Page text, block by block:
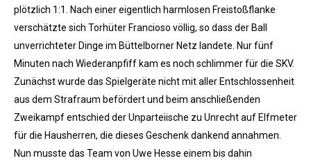
plötzlich 1:1. Nach einer eigentlich harmlosen Freistoßflanke
verschätzte sich Torhüter Francioso völlig, so dass der Ball
unverrichteter Dinge im Büttelborner Netz landete. Nur fünf
Minuten nach Wiederanpfiff kam es noch schlimmer für die SKV.
Zunächst wurde das Spielgeräte nicht mit aller Entschlossenheit
aus dem Strafraum befördert und beim anschließenden
Zweikampf entschied der Unparteiische zu Unrecht auf Elfmeter
für die Hausherren, die dieses Geschenk dankend annahmen.
Nun musste das Team von Uwe Hesse einem bis dahin